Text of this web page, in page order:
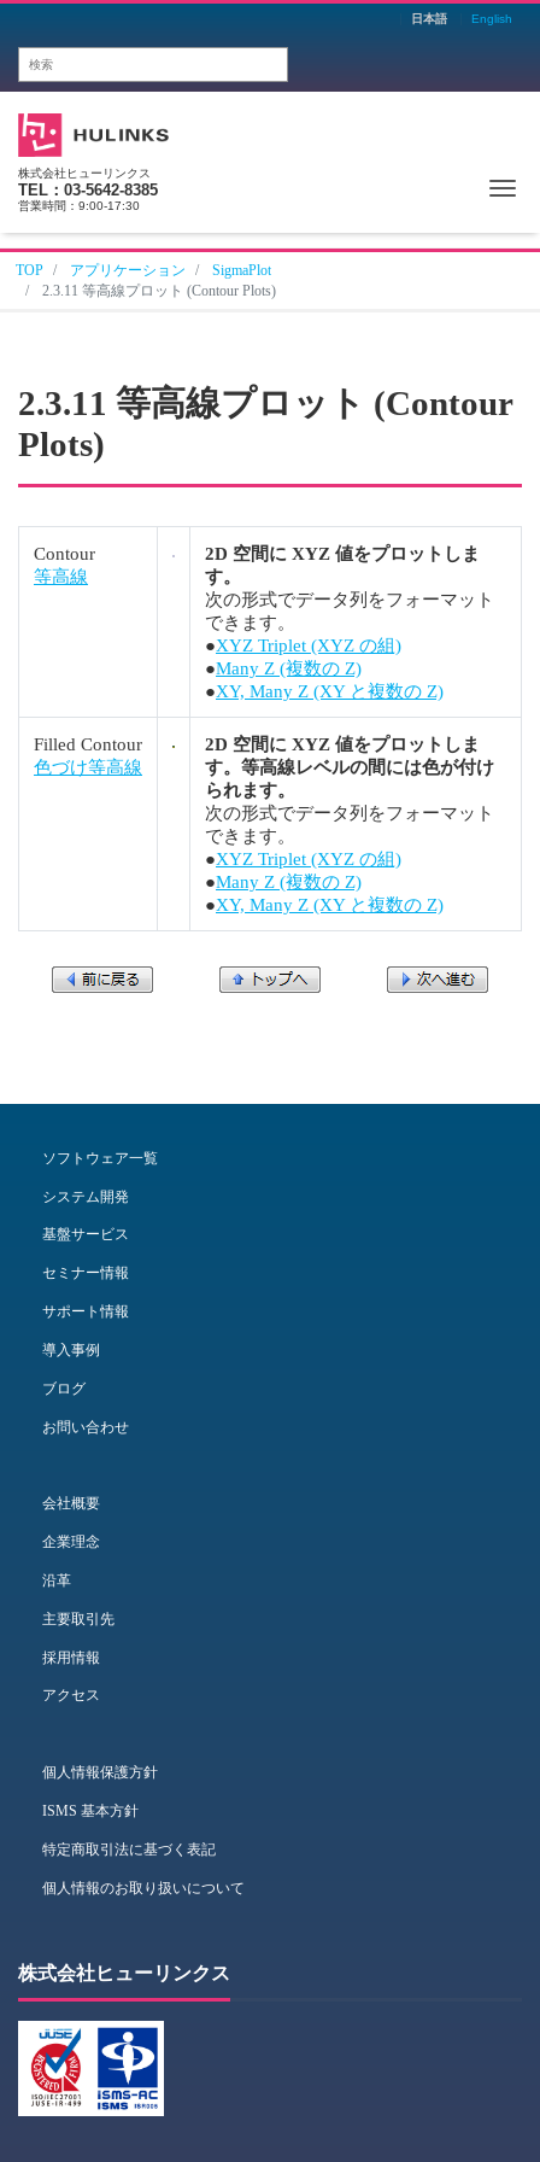
日本語 English
株式会社ヒューリンクス
TEL：03-5642-8385
営業時間：9:00-17:30
TOP アプリケーション
SigmaPlot
2.3.11 等高線プロット (Contour Plots)
2.3.11 等高線プロット (Contour
Plots)
Contour
等高線
2D 空間に XYZ 値をプロットしま
す。
次の形式でデータ列をフォーマット
できます。
●XYZ Triplet (XYZ の組)
●Many Z (複数の Z)
●XY, Many Z (XY と複数の Z)
Filled Contour
色づけ等高線
2D 空間に XYZ 値をプロットしま
す。等高線レベルの間には色が付け
られます。
次の形式でデータ列をフォーマット
できます。
●XYZ Triplet (XYZ の組)
●Many Z (複数の Z)
●XY, Many Z (XY と複数の Z)
ソフトウェア一覧
システム開発
基盤サービス
セミナー情報
サポート情報
導入事例
ブログ
お問い合わせ
会社概要
企業理念
沿革
主要取引先
採用情報
アクセス
個人情報保護方針
ISMS 基本方針
特定商取引法に基づく表記
個人情報のお取り扱いについて
株式会社ヒューリンクス